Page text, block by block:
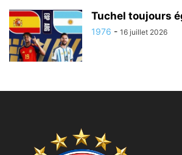
Tuchel toujours
1976 - 16 juillet 2026